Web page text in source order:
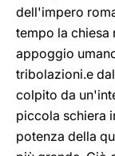
dell'impero
tempo la chiesa
appoggio
tribolazioni.e
colpito da
piccola schiera
potenza della